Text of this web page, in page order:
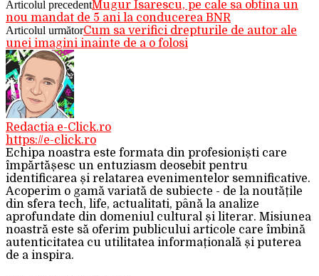
Articolul precedentMugur Isarescu, pe cale sa obtina un
nou mandat de 5 ani la conducerea BNR
Articolul următorCum sa verifici drepturile de autor ale
unei imagini inainte de a o folosi
Redactia e-Click.ro
https://e-click.ro
Echipa noastra este formata din profesioniști care
împărtășesc un entuziasm deosebit pentru
identificarea și relatarea evenimentelor semnificative.
Acoperim o gamă variată de subiecte - de la noutățile
din sfera tech, life, actualitati, până la analize
aprofundate din domeniul cultural și literar. Misiunea
noastră este să oferim publicului articole care îmbină
autenticitatea cu utilitatea informațională și puterea
de a inspira.